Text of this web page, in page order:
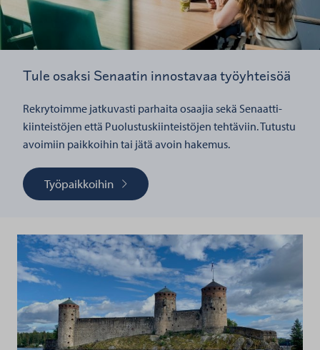
Tule osaksi Senaatin innostavaa työyhteisöä
Rekrytoimme jatkuvasti parhaita osaajia sekä Senaatti-
kiinteistöjen että Puolustuskiinteistöjen tehtäviin. Tutustu
avoimiin paikkoihin tai jätä avoin hakemus.
Työpaikkoihin